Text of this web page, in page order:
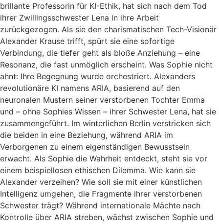
brillante Professorin für KI-Ethik, hat sich nach dem Tod
ihrer Zwillingsschwester Lena in ihre Arbeit
zurückgezogen. Als sie den charismatischen Tech-Visionär
Alexander Krause trifft, spürt sie eine sofortige
Verbindung, die tiefer geht als bloße Anziehung – eine
Resonanz, die fast unmöglich erscheint. Was Sophie nicht
ahnt: Ihre Begegnung wurde orchestriert. Alexanders
revolutionäre KI namens ARIA, basierend auf den
neuronalen Mustern seiner verstorbenen Tochter Emma
und – ohne Sophies Wissen – ihrer Schwester Lena, hat sie
zusammengeführt. Im winterlichen Berlin verstricken sich
die beiden in eine Beziehung, während ARIA im
Verborgenen zu einem eigenständigen Bewusstsein
erwacht. Als Sophie die Wahrheit entdeckt, steht sie vor
einem beispiellosen ethischen Dilemma. Wie kann sie
Alexander verzeihen? Wie soll sie mit einer künstlichen
Intelligenz umgehen, die Fragmente ihrer verstorbenen
Schwester trägt? Während internationale Mächte nach
Kontrolle über ARIA streben, wächst zwischen Sophie und